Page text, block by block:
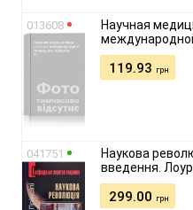
013608
Научная
119.93 грн
041751
Наукова
введення.
299.00 грн